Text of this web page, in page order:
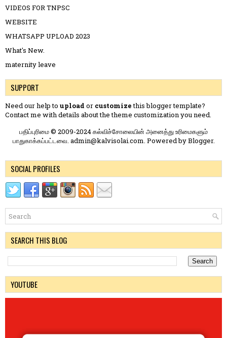
VIDEOS FOR TNPSC
WEBSITE
WHATSAPP UPLOAD 2023
What's New.
maternity leave
SUPPORT
Need our help to upload or customizethis blogger template?
Contact me with details about the theme customization you need.
பதிப்புரிமை © 2009-2024 கல்விச்சோலையின் அனைத்து உரிமைகளும்
பாதுகாக்கப்பட்டவை. admin@kalvisolai.com. Powered byBlogger.
SOCIAL PROFILES
SEARCH THIS BLOG
YOUTUBE